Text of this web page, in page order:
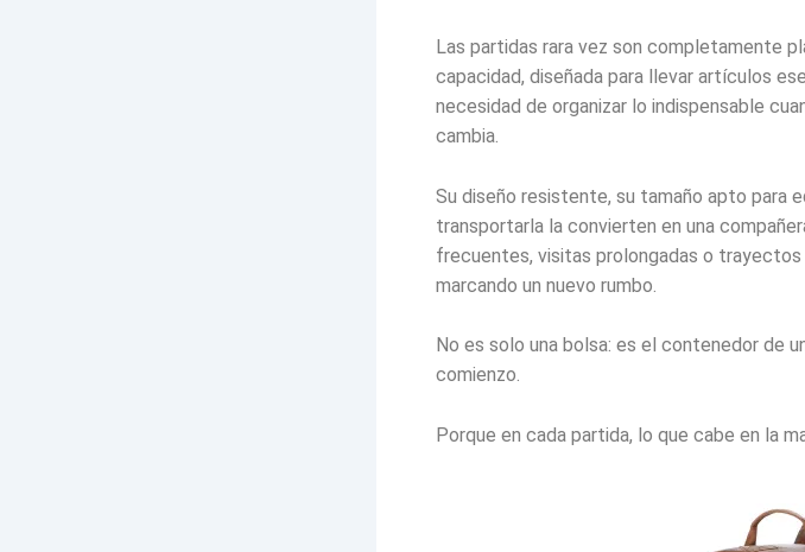
Las partidas rara vez son completamente
capacidad, diseñada para llevar artículos
necesidad de organizar lo indispensable
cambia.
Su diseño resistente, su tamaño apto para
transportarla la convierten en una
frecuentes, visitas prolongadas o
marcando un nuevo rumbo.
No es solo una bolsa: es el contenedor de
comienzo.
Porque en cada partida, lo que cabe en la